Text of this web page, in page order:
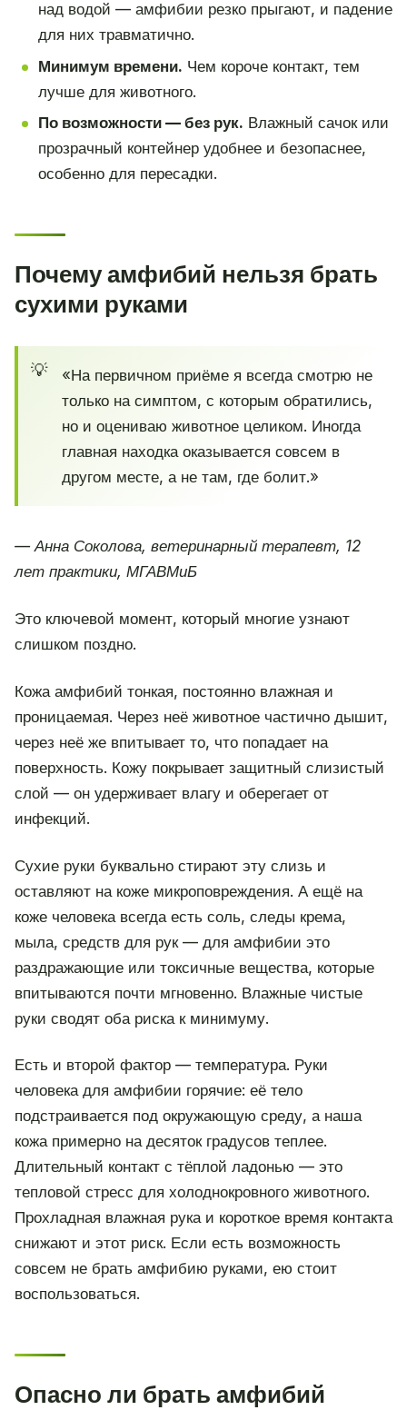
над водой — амфибии резко прыгают, и падение
для них травматично.
Минимум времени. Чем короче контакт, тем
лучше для животного.
По возможности — без рук. Влажный сачок или
прозрачный контейнер удобнее и безопаснее,
особенно для пересадки.
Почему амфибий нельзя брать
сухими руками
«На первичном приёме я всегда смотрю не
только на симптом, с которым обратились,
но и оцениваю животное целиком. Иногда
главная находка оказывается совсем в
другом месте, а не там, где болит.»
— Анна Соколова, ветеринарный терапевт, 12
лет практики, МГАВМиБ
Это ключевой момент, который многие узнают
слишком поздно.
Кожа амфибий тонкая, постоянно влажная и
проницаемая. Через неё животное частично дышит,
через неё же впитывает то, что попадает на
поверхность. Кожу покрывает защитный слизистый
слой — он удерживает влагу и оберегает от
инфекций.
Сухие руки буквально стирают эту слизь и
оставляют на коже микроповреждения. А ещё на
коже человека всегда есть соль, следы крема,
мыла, средств для рук — для амфибии это
раздражающие или токсичные вещества, которые
впитываются почти мгновенно. Влажные чистые
руки сводят оба риска к минимуму.
Есть и второй фактор — температура. Руки
человека для амфибии горячие: её тело
подстраивается под окружающую среду, а наша
кожа примерно на десяток градусов теплее.
Длительный контакт с тёплой ладонью — это
тепловой стресс для холоднокровного животного.
Прохладная влажная рука и короткое время контакта
снижают и этот риск. Если есть возможность
совсем не брать амфибию руками, ею стоит
воспользоваться.
Опасно ли брать амфибий